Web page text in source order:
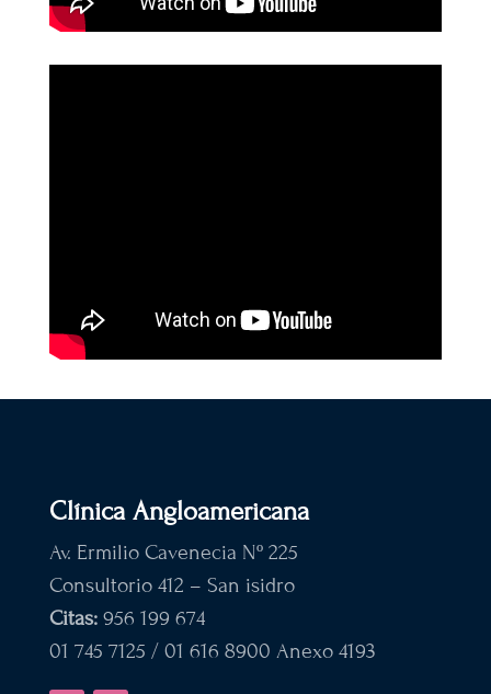
Clínica Angloamericana
Av. Ermilio Cavenecia Nº 225
Consultorio 412 – San isidro
Citas:956 199 674
01 745 7125 / 01 616 8900 Anexo 4193